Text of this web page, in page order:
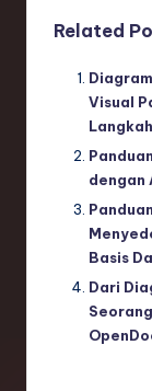
Related
Visual
dengan
Basis
Dari